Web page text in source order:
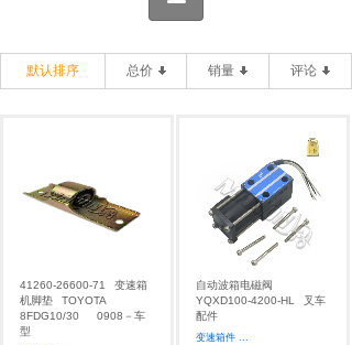
默认排序 总价 销量 评论
41260-26600-71
变速箱
机脚垫
TOYOTA
8FDG10/30
0908－车
型
自动波箱电磁阀
YQXD100-4200-HL
叉车
配件
变速箱件 ...